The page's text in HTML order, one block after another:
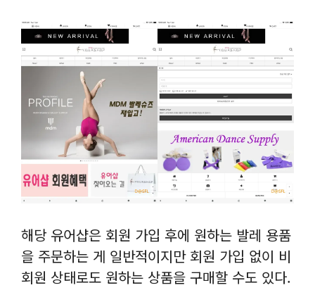
해당 유어샵은 회원 가입 후에 원하는 발레 용품
을 주문하는 게 일반적이지만 회원 가입 없이 비
회원 상태로도 원하는 상품을 구매할 수도 있다.